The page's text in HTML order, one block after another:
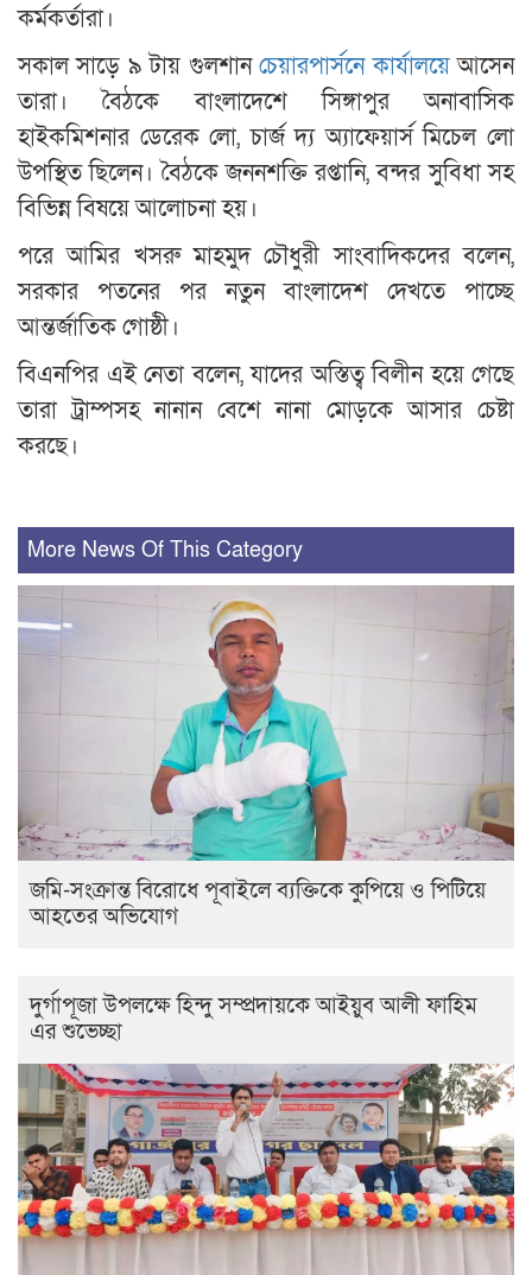
কর্মকর্তারা।
সকাল সাড়ে ৯ টায় গুলশানচেয়ারপার্সনে কার্যালয়েআসেন
তারা। বৈঠকে বাংলাদেশে সিঙ্গাপুর অনাবাসিক
হাইকমিশনার ডেরেক লো, চার্জ দ্য অ্যাফেয়ার্স মিচেল লো
উপস্থিত ছিলেন। বৈঠকে জননশক্তি রপ্তানি, বন্দর সুবিধা সহ
বিভিন্ন বিষয়ে আলোচনা হয়।
পরে আমির খসরু মাহমুদ চৌধুরী সাংবাদিকদের বলেন,
সরকার পতনের পর নতুন বাংলাদেশ দেখতে পাচ্ছে
আন্তর্জাতিক গোষ্ঠী।
বিএনপির এই নেতা বলেন, যাদের অস্তিত্ব বিলীন হয়ে গেছে
তারা ট্রাম্পসহ নানান বেশে নানা মোড়কে আসার চেষ্টা
করছে।
More News Of This Category
জমি-সংক্রান্ত বিরোধে পূবাইলে ব্যক্তিকে কুপিয়ে ও পিটিয়ে
আহতের অভিযোগ
দুর্গাপূজা উপলক্ষে হিন্দু সম্প্রদায়কে আইয়ুব আলী ফাহিম
এর শুভেচ্ছা